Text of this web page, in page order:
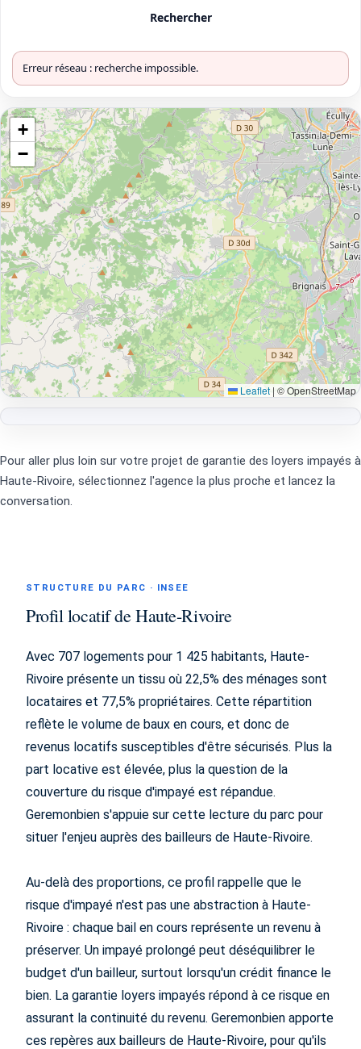
Rechercher
Erreur réseau : recherche impossible.
+
−
Leaflet | © OpenStreetMap
Pour aller plus loin sur votre projet de garantie des loyers impayés à
Haute-Rivoire, sélectionnez l'agence la plus proche et lancez la
conversation.
STRUCTURE DU PARC · INSEE
Profil locatif de Haute-Rivoire
Avec 707 logements pour 1 425 habitants, Haute-
Rivoire présente un tissu où 22,5% des ménages sont
locataires et 77,5% propriétaires. Cette répartition
reflète le volume de baux en cours, et donc de
revenus locatifs susceptibles d'être sécurisés. Plus la
part locative est élevée, plus la question de la
couverture du risque d'impayé est répandue.
Geremonbien s'appuie sur cette lecture du parc pour
situer l'enjeu auprès des bailleurs de Haute-Rivoire.
Au-delà des proportions, ce profil rappelle que le
risque d'impayé n'est pas une abstraction à Haute-
Rivoire : chaque bail en cours représente un revenu à
préserver. Un impayé prolongé peut déséquilibrer le
budget d'un bailleur, surtout lorsqu'un crédit finance le
bien. La garantie loyers impayés répond à ce risque en
assurant la continuité du revenu. Geremonbien apporte
ces repères aux bailleurs de Haute-Rivoire, pour qu'ils